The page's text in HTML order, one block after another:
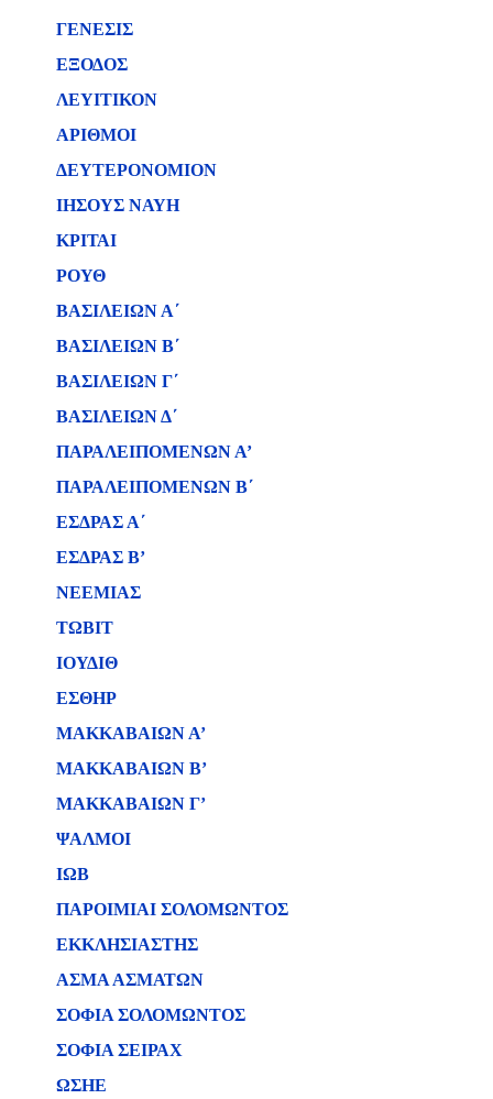
ΓΕΝΕΣΙΣ
ΕΞΟΔΟΣ
ΛΕΥΙΤΙΚΟΝ
ΑΡΙΘΜΟΙ
ΔΕΥΤΕΡΟΝΟΜΙΟΝ
ΙΗΣΟΥΣ ΝΑΥΗ
ΚΡΙΤΑΙ
ΡΟΥΘ
ΒΑΣΙΛΕΙΩΝ Α΄
ΒΑΣΙΛΕΙΩΝ B΄
ΒΑΣΙΛΕΙΩΝ Γ΄
ΒΑΣΙΛΕΙΩΝ Δ΄
ΠΑΡΑΛΕΙΠΟΜΕΝΩΝ Α’
ΠΑΡΑΛΕΙΠΟΜΕΝΩΝ Β΄
ΕΣΔΡΑΣ Α΄
ΕΣΔΡΑΣ Β’
ΝΕΕΜΙΑΣ
ΤΩΒΙΤ
ΙΟΥΔΙΘ
ΕΣΘΗΡ
ΜΑΚΚΑΒΑΙΩΝ Α’
ΜΑΚΚΑΒΑΙΩΝ Β’
ΜΑΚΚΑΒΑΙΩΝ Γ’
ΨΑΛΜΟΙ
ΙΩΒ
ΠΑΡΟΙΜΙΑΙ ΣΟΛΟΜΩΝΤΟΣ
ΕΚΚΛΗΣΙΑΣΤΗΣ
ΑΣΜΑ ΑΣΜΑΤΩΝ
ΣΟΦΙΑ ΣΟΛΟΜΩΝΤΟΣ
ΣΟΦΙΑ ΣΕΙΡΑΧ
ΩΣΗΕ